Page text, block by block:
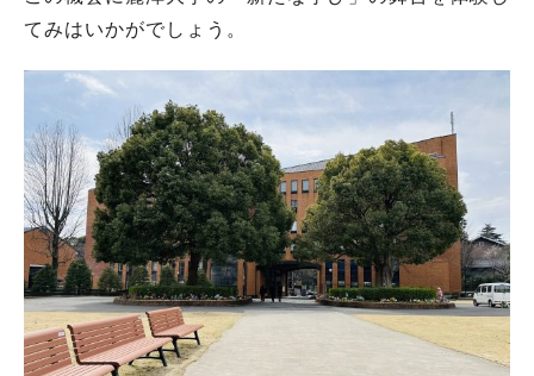
てみはいかがでしょう。